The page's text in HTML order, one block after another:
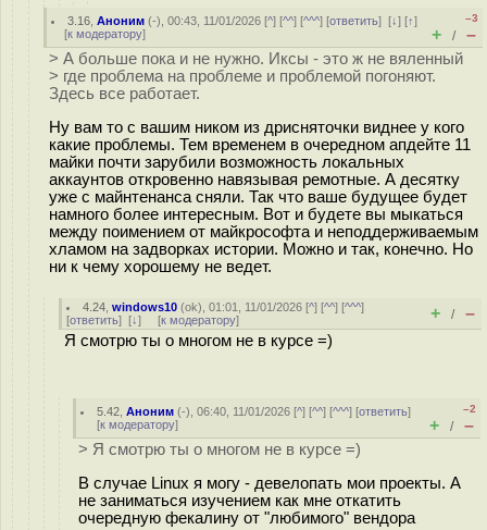
3.16 ,Аноним (-), 00:43, 11/01/2026 [^] [^^] [^^^] [ответить][↓] [↑]
[к модератору]
–3
+ / –
> А больше пока и не нужно. Иксы - это ж не вяленный
> где проблема на проблеме и проблемой погоняют.
Здесь все работает.
Ну вам то с вашим ником из дрисняточки виднее у кого
какие проблемы. Тем временем в очередном апдейте 11
майки почти зарубили возможность локальных
аккаунтов откровенно навязывая ремотные. А десятку
уже с майнтенанса сняли. Так что ваше будущее будет
намного более интересным. Вот и будете вы мыкаться
между поимением от майкрософта и неподдерживаемым
хламом на задворках истории. Можно и так, конечно. Но
ни к чему хорошему не ведет.
4.24 ,windows10 (ok), 01:01, 11/01/2026 [^] [^^] [^^^]
[ответить] [↓] [к модератору] + / –
Я смотрю ты о многом не в курсе =)
5.42 ,Аноним (-), 06:40, 11/01/2026 [^] [^^] [^^^] [ответить]
[к модератору]
–2
+ / –
> Я смотрю ты о многом не в курсе =)
В случае Linux я могу - девелопать мои проекты. А
не заниматься изучением как мне откатить
очередную фекалину от "любимого" вендора